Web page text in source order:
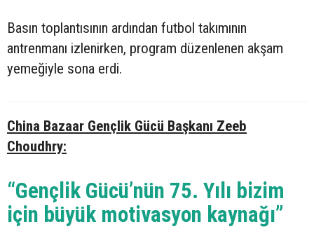
Basın toplantısının ardından futbol takımının
antrenmanı izlenirken, program düzenlenen akşam
yemeğiyle sona erdi.
China Bazaar Gençlik Gücü Başkanı Zeeb
Choudhry:
“Gençlik Gücü’nün 75. Yılı bizim
için büyük motivasyon kaynağı”